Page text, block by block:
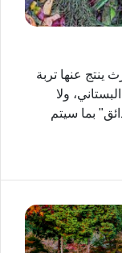
عنها تربة
ولا
بما سيتم